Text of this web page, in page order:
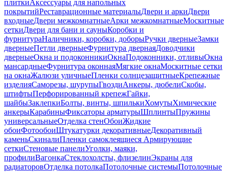
плиткиАксессуары для напольных
покрытийРеставрационные материалыДвери и аркиДвери
входныеДвери межкомнатныеАрки межкомнатныеМоскитные
сеткиДвери для бани и сауныКоробки и
фурнитураНаличники, коробки, доборыРучки дверныеЗамки
дверныеПетли дверныеФурнитура двернаяДоводчики
дверныеОкна и подоконникиОкнаПодоконники, отливыОкна
мансардныеФурнитура оконнаяМягкие окнаМоскитные сетки
на окнаЖалюзи уличныеПленки солнцезащитныеКрепежные
изделияСаморезы, шурупыГвоздиАнкеры, дюбелиСкобы,
штифтыПерфорированный крепежГайки,
шайбыЗаклепкиБолты, винты, шпилькиХомутыХимические
анкерыКарабиныФиксаторы арматурыШплинтыПружины
универсальныеОтделка стенОбоиЖидкие
обоиФотообоиШтукатурки декоративныеДекоративный
каменьСкиналиПленки самоклеящиеся Армирующие
сеткиСтеновые панелиУголки, маяки,
профилиВагонкаСтеклохолсты, флизелинЭкраны для
радиаторовОтделка потолкаПотолочные системыПотолочные